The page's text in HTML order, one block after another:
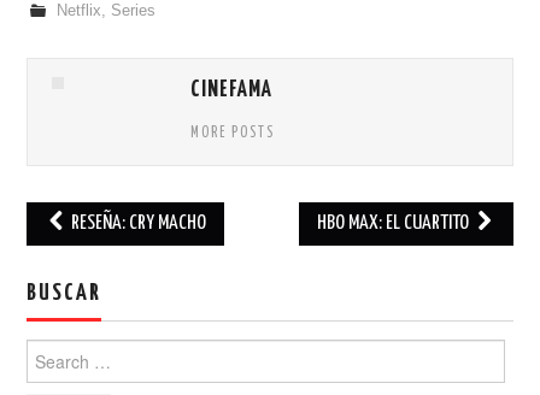
Netflix Series
CINEFAMA
MORE POSTS
RESEÑA: CRY MACHO HBO MAX: EL CUARTITO
BUSCAR
Search for: